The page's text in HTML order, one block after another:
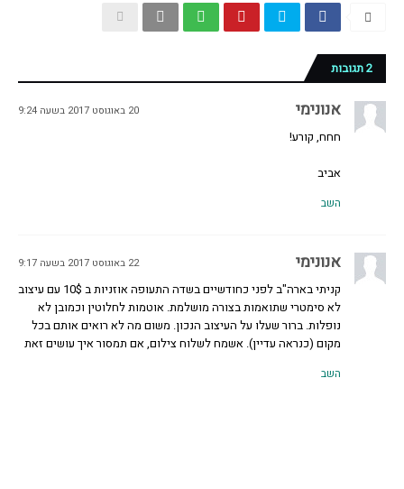
2 תגובות
אנונימי 20 באוגוסט 2017 בשעה 9:24
חחח, קורע!
אביב
השב
אנונימי 22 באוגוסט 2017 בשעה 9:17
קניתי בארה"ב לפני כחודשיים בשדה התעופה אוזניות ב 10$ עם עיצוב
לא סימטרי שתואמות בצורה מושלמת. אוטמות לחלוטין וכמובן לא
נופלות. ברור שעלו על העיצוב הנכון. משום מה לא רואים אותם בכל
מקום (כנראה עדיין). אשמח לשלוח צילום, אם תמסור איך עושים זאת
השב